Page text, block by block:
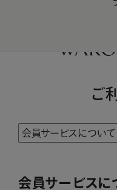
【会員様限定】夏
ご
会員サービスに